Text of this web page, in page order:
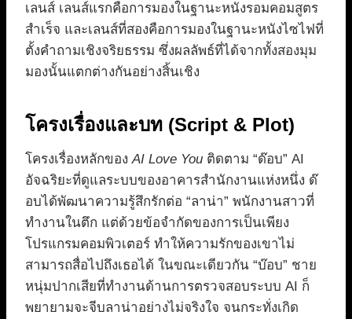
เลนส์ เลนส์แรกคือการมองในฐานะหนังรอมคอมสูตร
สำเร็จ และเลนส์ที่สองคือการมองในฐานะหนังไซไฟที่
ตั้งคำถามเชิงจริยธรรม ซึ่งผลลัพธ์ที่ได้จากทั้งสองมุม
มองนั้นแตกต่างกันอย่างสิ้นเชิง
โครงเรื่องและบท (Script & Plot)
โครงเรื่องหลักของAI Love You ติดตาม “ด๊อบ” AI
อัจฉริยะที่ดูแลระบบของอาคารสำนักงานแห่งหนึ่ง ด๊
อบได้พัฒนาความรู้สึกรักต่อ “ลาน่า” พนักงานสาวที่
ทำงานในตึก แต่ด้วยข้อจำกัดของการเป็นเพียง
โปรแกรมคอมพิวเตอร์ ทำให้ความรักของเขาไม่
สามารถสื่อไปถึงเธอได้ ในขณะเดียวกัน “บ๊อบ” ชาย
หนุ่มปากเสียที่ทำงานด้านการตรวจสอบระบบ AI ก็
พยายามจะจีบลาน่าอย่างไม่จริงใจ จนกระทั่งเกิด